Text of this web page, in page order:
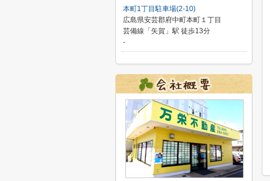
本町1丁目駐車場(2-10)
広島県安芸郡府中町本町１丁目
芸備線「矢賀」駅 徒歩13分
-